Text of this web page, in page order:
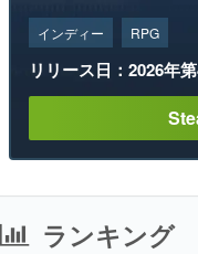
インディー RPG
リリース日：2026年
ランキング